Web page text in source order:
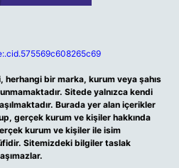
herhangi bir marka, kurum veya şahıs
Sitede yalnızca kendi
Burada yer alan içerikler
gerçek kurum ve kişiler hakkında
kurum ve kişiler ile isim
Sitemizdeki bilgiler taslak